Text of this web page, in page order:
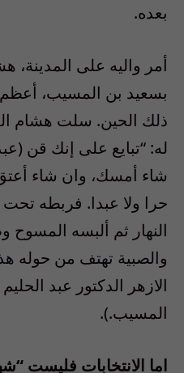
بعده.
أمر واليه على المدينة،
بسعيد بن المسيب، أعظم
ذلك الحين. سلت هشام
له: “تبايع على إنك قن
شاء أمسك، وان شاء
حرا ولا عبدا. فربطه
النهار ثم ألبسه المسوح
والصبية تهتف من حوله
الازهر الدكتور عبد
المسيب.).
اما الانتخابات فليست